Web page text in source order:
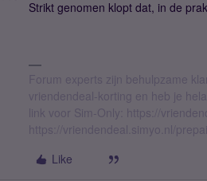
Strikt genomen klopt dat, in de
Forum experts zijn behulpzame
vriendendeal-korting en heb je
link voor Sim-Only: https://
https://vriendendeal.simyo.nl/
Like